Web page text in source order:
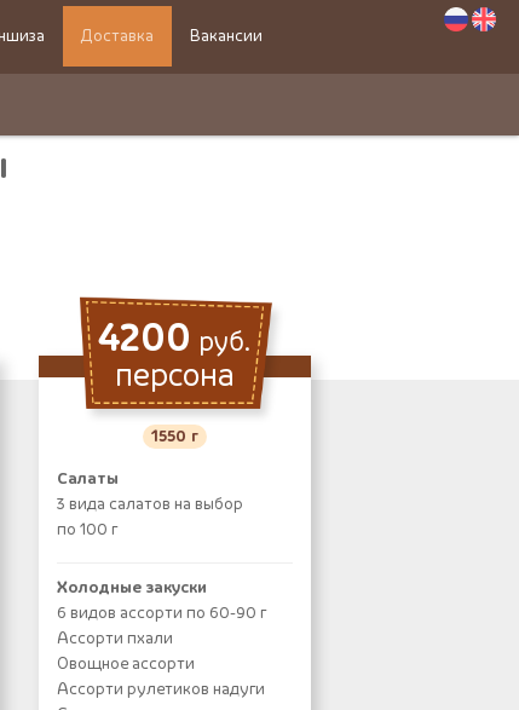
Доставка Вакансии
4200 руб.
персона
1550 г
Салаты
3 вида салатов на выбор
по 100 г
Холодные закуски
6 видов ассорти по 60-90 г
Ассорти пхали
Овощное ассорти
Ассорти рулетиков надуги